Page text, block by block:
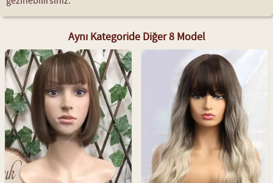
Aynı Kategoride Diğer 8 Model